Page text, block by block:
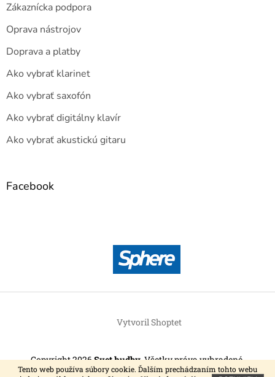
Tento web používa súbory cookie. Ďalším prechádzaním tohto webu
Zákaznícka podpora
Oprava nástrojov
Doprava a platby
Ako vybrať klarinet
Ako vybrať saxofón
Ako vybrať digitálny klavír
Ako vybrať akustickú gitaru
Facebook
Vytvoril Shoptet
Copyright 2026Svet hudby. Všetky práva vyhradené.